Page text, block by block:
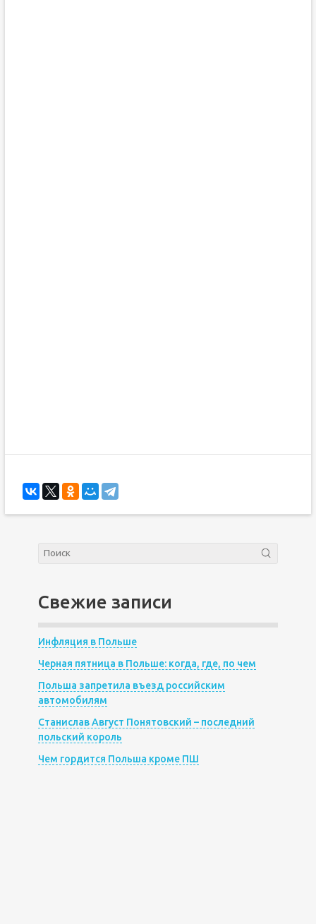
Свежие записи
Инфляция в Польше
Черная пятница в Польше: когда, где, по чем
Польша запретила въезд российским
автомобилям
Станислав Август Понятовский – последний
польский король
Чем гордится Польша кроме ПШ